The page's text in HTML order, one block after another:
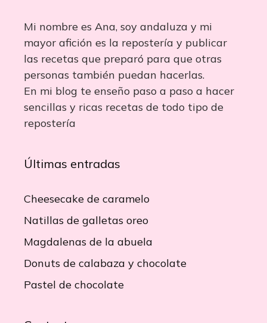
Mi nombre es Ana, soy andaluza y mi
mayor afición es la repostería y publicar
las recetas que preparó para que otras
personas también puedan hacerlas.
En mi blog te enseño paso a paso a hacer
sencillas y ricas recetas de todo tipo de
repostería
Últimas entradas
Cheesecake de caramelo
Natillas de galletas oreo
Magdalenas de la abuela
Donuts de calabaza y chocolate
Pastel de chocolate